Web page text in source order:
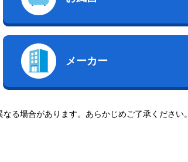
メーカー
る場合があります。あらかじめご了承ください。